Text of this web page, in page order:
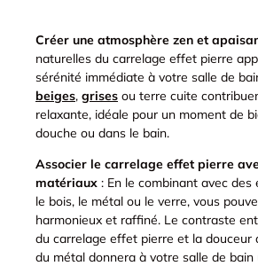
Créer une atmosphère zen et
naturelles du carrelage effet pierre
sérénité immédiate à votre salle de
beiges, grises ou terre cuite
relaxante, idéale pour un moment de
douche ou dans le bain.
Associer le carrelage effet pierre
matériaux : En le combinant avec des
le bois, le métal ou le verre, vous
harmonieux et raffiné. Le contraste
du carrelage effet pierre et la douceur
du métal donnera à votre salle de bain